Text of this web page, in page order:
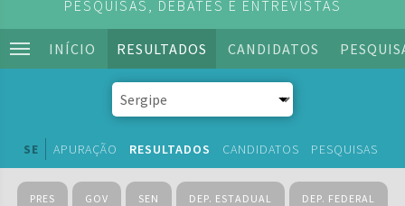
PESQUISAS, DEBATES E ENTREVISTAS
INÍCIO RESULTADOS CANDIDATOS
SE APURAÇÃO RESULTADOS CANDIDATOS PESQUISAS
PRES GOV SEN DEP. ESTADUAL DEP. FEDERAL